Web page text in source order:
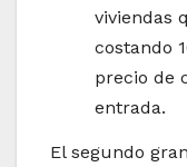
viviendas
costando
precio de
entrada.
El segundo